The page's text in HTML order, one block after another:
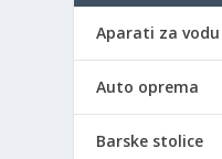
Aparati za vodu
Auto oprema
Barske stolice